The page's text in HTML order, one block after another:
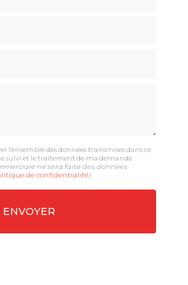
l'ensemble des données transmises dans ce
suivi et le traitement de ma demande.
ne sera faite des données
de confidentialité)